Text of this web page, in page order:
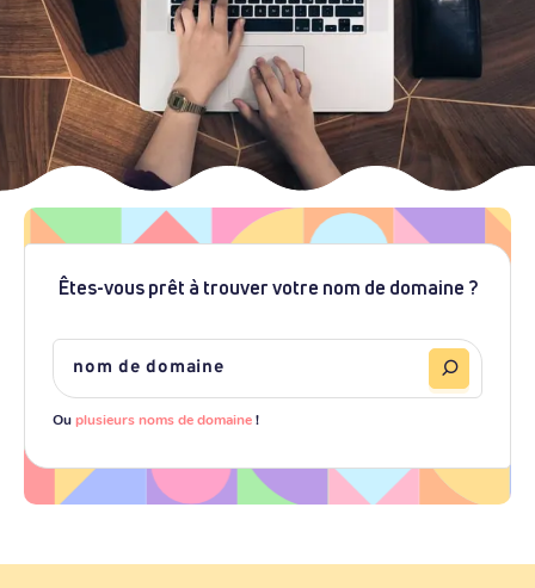
Êtes-vous prêt à trouver votre nom de domaine ?
Ouplusieurs noms de domaine!